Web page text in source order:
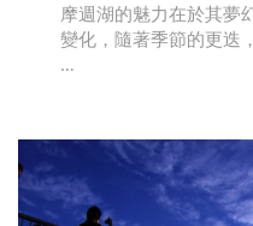
摩週湖的魅力在於其夢
變化，隨著季節的更迭
…